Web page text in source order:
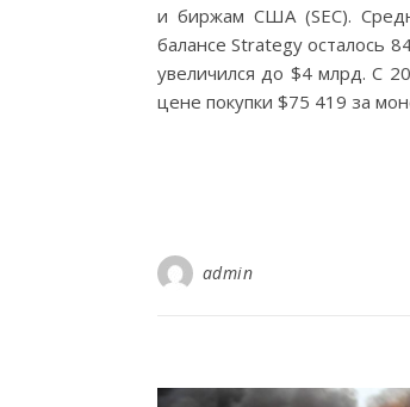
и биржам США (SEC).
балансе Strategy осталось
увеличился до $4 млрд. С
цене покупки $75 419 за
admin